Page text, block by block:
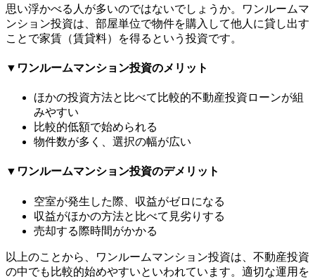
思い浮かべる人が多いのではないでしょうか。ワンルームマ
ンション投資は、部屋単位で物件を購入して他人に貸し出す
ことで家賃（賃貸料）を得るという投資です。
▼ワンルームマンション投資のメリット
ほかの投資方法と比べて比較的不動産投資ローンが組
みやすい
比較的低額で始められる
物件数が多く、選択の幅が広い
▼ワンルームマンション投資のデメリット
空室が発生した際、収益がゼロになる
収益がほかの方法と比べて見劣りする
売却する際時間がかかる
以上のことから、ワンルームマンション投資は、不動産投資
の中でも比較的始めやすいといわれています。適切な運用を